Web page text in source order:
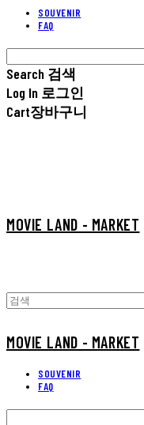
SOUVENIR
FAQ
Search 검색
Log In 로그인
Cart장바구니
MOVIE LAND - MARKET
MOVIE LAND - MARKET
SOUVENIR
FAQ